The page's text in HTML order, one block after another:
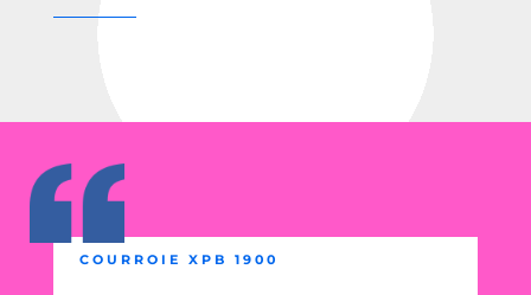
COURROIE XPB 1900